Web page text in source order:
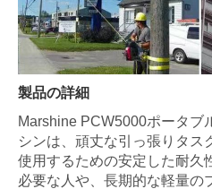
製品の詳細
Marshine PCW5000ポータブ
シンは、頑丈な引っ張りタス
使用するための安定した耐久
必要な人や、長期的な軽量の